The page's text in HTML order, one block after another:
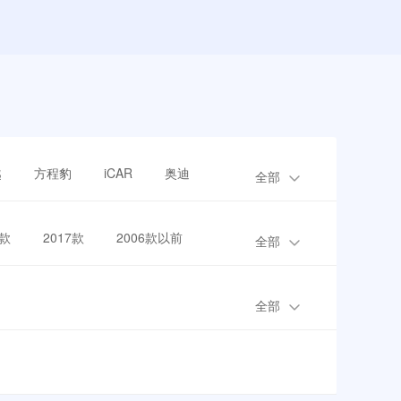
方程豹 iCAR 奥迪 全部
2017款 2006款以前 全部
全部